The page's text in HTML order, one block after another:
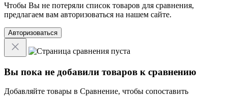
Чтобы Вы не потеряли список товаров для сравнения,
предлагаем вам авторизоваться на нашем сайте.
Авторизоваться
Вы пока не добавили товаров к сравнению
Добавляйте товары в Сравнение, чтобы сопоставить